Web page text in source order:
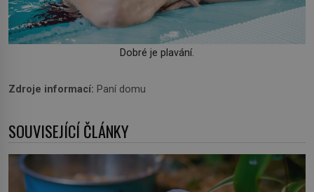
Dobré je plavání.
Zdroje informací: Paní domu
SOUVISEJÍCÍ ČLÁNKY